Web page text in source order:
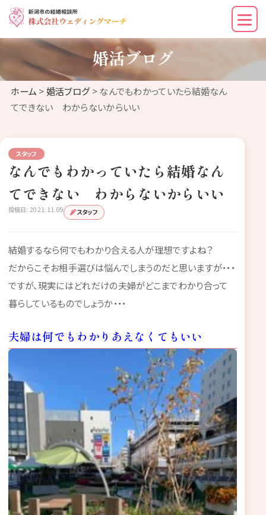
婚活ブログ
ホーム >婚活ブログ> なんでもわかっていたら結婚なん
てできない わからないからいい
スタッフ
なんでもわかっていたら結婚なん
てできない わからないからいい
投稿日: 2021.11.09 スタッフ
結婚するなら何でもわかり合える人が理想ですよね？
だからこそお相手選びは悩んでしまうのだと思いますが・・・
ですが、現実にはどれだけの夫婦がどこまでわかり合って
暮らしているものでしょうか・・・
夫婦は何でもわかりあえなくてもいい